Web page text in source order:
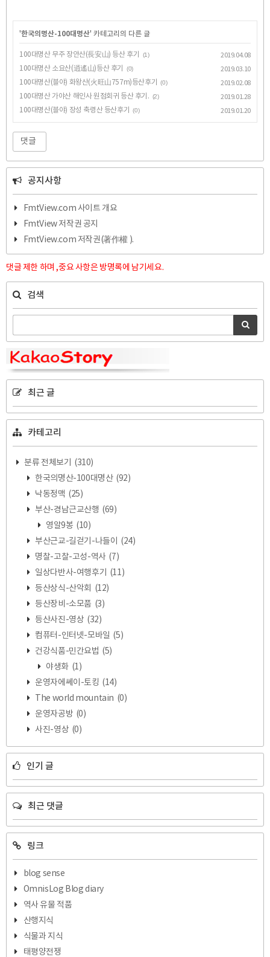
'한국의명산-100대명산' 카테고리의 다른 글
100대명산 무주 장안산(長安山) 등산 후기 (1)
2019.04.08
100대명산 소요산(逍遙山)등산 후기
(0)
2019.03.10
100대명산(블야) 화왕산(火旺山757m)등산후기
(0)
2019.02.08
100대명산 가야산 해인사 원점회귀 등산 후기. (2)
2019.01.28
100대명산(블야) 장성 축령산 등산후기
(0) 2019.01.20
댓글
공지사항
FmtView.com 사이트 개요
FmtView 저작권 공지
FmtView.com 저작권(著作權 ).
댓글 제한 하며 ,중요 사항은 방명록에 남기세요.
검색
최근 글
카테고리
분류 전체보기
(310)
한국의명산-100대명산 (92)
낙동정맥 (25)
부산-경남근교산행 (69)
영알9봉 (10)
부산근교-길걷기-나들이
(24)
명찰-고찰-고성-역사 (7)
일상다반사-여행후기
(11)
등산상식-산악회
(12)
등산장비-소모품 (3)
등산사진-영상 (32)
컴퓨터-인터넷-모바일 (5)
건강식품-민간요법 (5)
야생화 (1)
운영자에쎄이-토킹 (14)
The world mountain (0)
운영자공방 (0)
사진-영상 (0)
인기 글
최근 댓글
링크
blog sense
OmnisLog Blog diary
역사 유물 적품
산행지식
식물과 지식
태평양전쟁